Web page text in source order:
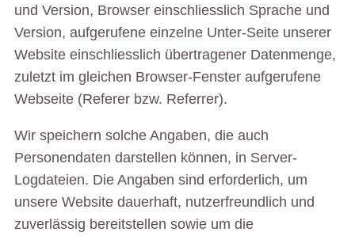
und Version, Browser einschliesslich Sprache und
Version, aufgerufene einzelne Unter-Seite unserer
Website einschliesslich übertragener Datenmenge,
zuletzt im gleichen Browser-Fenster aufgerufene
Webseite (Referer bzw. Referrer).
Wir speichern solche Angaben, die auch
Personendaten darstellen können, in Server-
Logdateien. Die Angaben sind erforderlich, um
unsere Website dauerhaft, nutzerfreundlich und
zuverlässig bereitstellen sowie um die